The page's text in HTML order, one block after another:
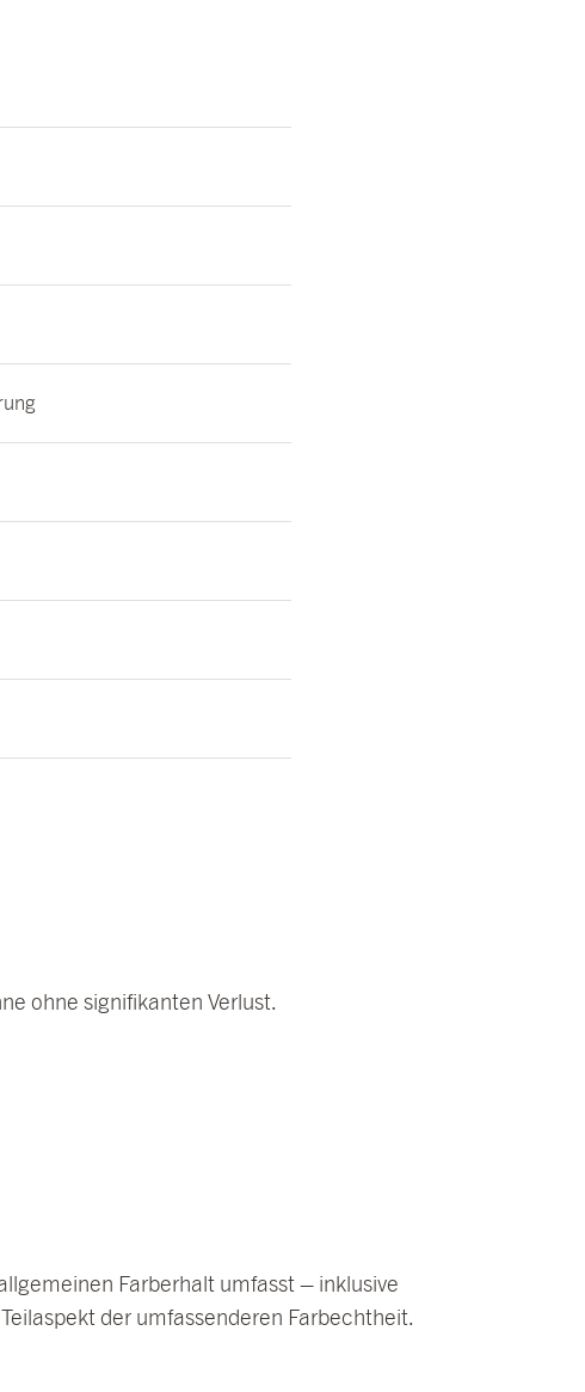
ohne signifikanten Verlust.
Farberhalt umfasst – inklusive
der umfassenderen Farbechtheit.